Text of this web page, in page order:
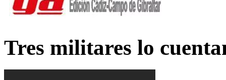
Tres militares lo